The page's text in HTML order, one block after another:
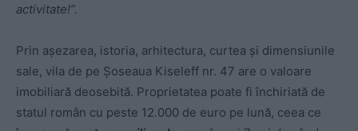
activitate!”.
Prin așezarea, istoria, arhitectura, curtea și dimensiunile
sale, vila de pe Șoseaua Kiseleff nr. 47 are o valoare
imobiliară deosebită. Proprietatea poate fi închiriată de
statul român cu peste 12.000 de euro pe lună, ceea ce